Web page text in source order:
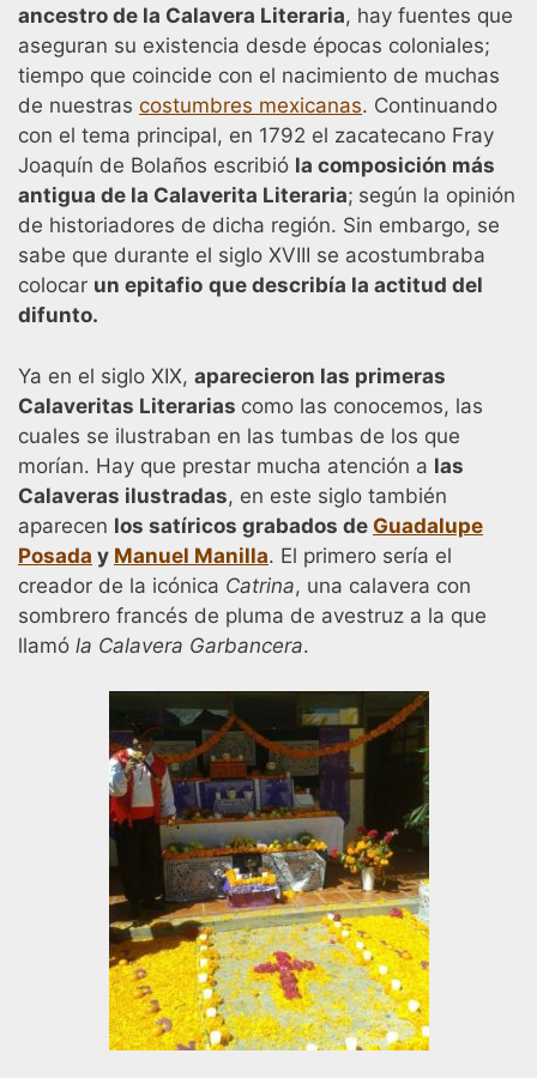
ancestro de la Calavera Literaria, hay fuentes que
aseguran su existencia desde épocas coloniales;
tiempo que coincide con el nacimiento de muchas
de nuestras costumbres mexicanas. Continuando
con el tema principal, en 1792 el zacatecano Fray
Joaquín de Bolaños escribió la composición más
antigua de la Calaverita Literaria; según la opinión
de historiadores de dicha región. Sin embargo, se
sabe que durante el siglo XVIII se acostumbraba
colocar un epitafio que describía la actitud del
difunto.
Ya en el siglo XIX, aparecieron las primeras
Calaveritas Literarias como las conocemos, las
cuales se ilustraban en las tumbas de los que
morían. Hay que prestar mucha atención a las
Calaveras ilustradas, en este siglo también
aparecen los satíricos grabados de Guadalupe
Posada y Manuel Manilla. El primero sería el
creador de la icónica Catrina, una calavera con
sombrero francés de pluma de avestruz a la que
llamó la Calavera Garbancera.